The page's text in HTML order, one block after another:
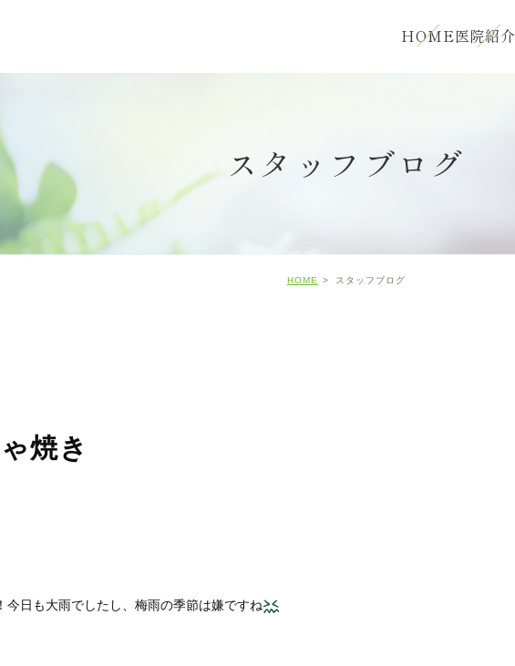
HOME医院紹介
スタッフブログ
HOME スタッフブログ
焼き
今日も大雨でしたし、梅雨の季節は嫌ですね